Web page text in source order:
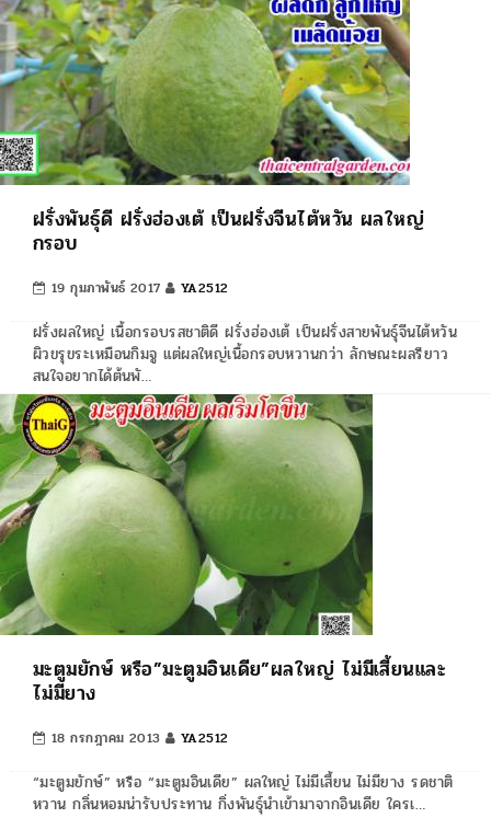
ฝรั่งพันธุ์ดี ฝรั่งฮ่องเต้ เป็นฝรั่งจีนไต้หวัน ผลใหญ่
กรอบ
19 กุมภาพันธ์ 2017 YA2512
ฝรั่งผลใหญ่ เนื้อกรอบรสชาติดี ฝรั่งฮ่องเต้ เป็นฝรั่งสายพันธุ์จีนไต้หวัน
ผิวขรุขระเหมือนกิมจู แต่ผลใหญ่เนื้อกรอบหวานกว่า ลักษณะผลรียาว
สนใจอยากได้ต้นพั…
มะตูมยักษ์ หรือ”มะตูมอินเดีย”ผลใหญ่ ไม่มีเสี้ยนและ
ไม่มียาง
18 กรกฎาคม 2013 YA2512
“มะตูมยักษ์” หรือ “มะตูมอินเดีย” ผลใหญ่ ไม่มีเสี้ยน ไม่มียาง รดชาติ
หวาน กลิ่นหอมน่ารับประทาน กิ่งพันธุ์นำเข้ามาจากอินเดีย ใครเ…